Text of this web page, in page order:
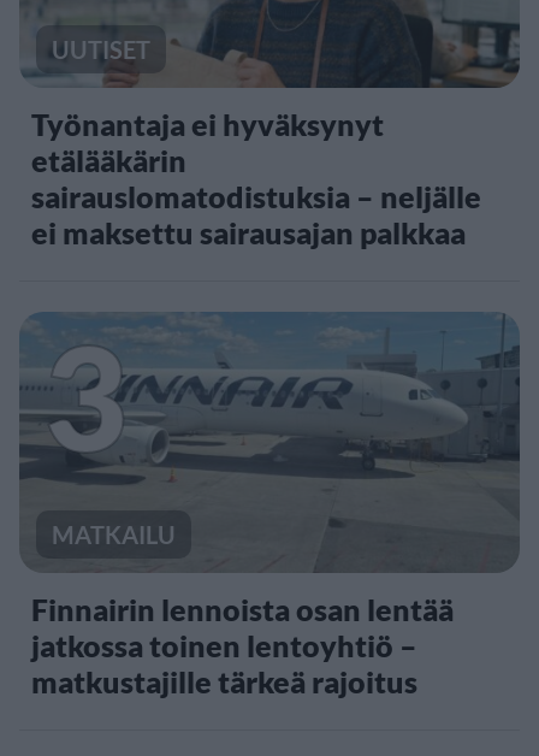
UUTISET
Työnantaja ei hyväksynyt
etälääkärin
sairauslomatodistuksia – neljälle
ei maksettu sairausajan palkkaa
3
MATKAILU
Finnairin lennoista osan lentää
jatkossa toinen lentoyhtiö –
matkustajille tärkeä rajoitus